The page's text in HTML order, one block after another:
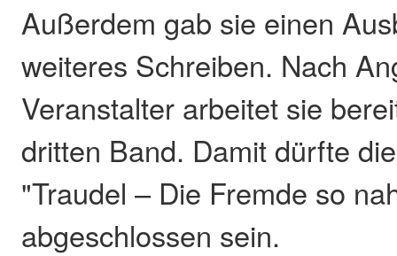
Außerdem gab sie einen
weiteres Schreiben. Nach
Veranstalter arbeitet sie
dritten Band. Damit dürfte
"Traudel – Die Fremde so
abgeschlossen sein.